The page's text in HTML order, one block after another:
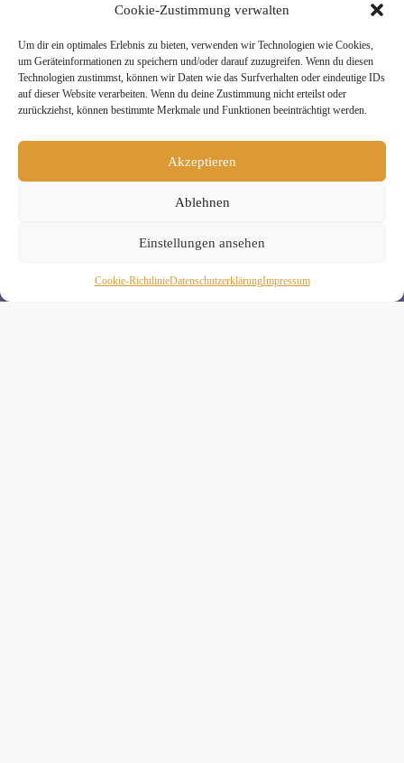
Cookie-Zustimmung verwalten
Um dir ein optimales Erlebnis zu bieten, verwenden wir Technologien wie Cookies,
um Geräteinformationen zu speichern und/oder darauf zuzugreifen. Wenn du diesen
Technologien zustimmst, können wir Daten wie das Surfverhalten oder eindeutige IDs
auf dieser Website verarbeiten. Wenn du deine Zustimmung nicht erteilst oder
zurückziehst, können bestimmte Merkmale und Funktionen beeinträchtigt werden.
Akzeptieren
Ablehnen
Einstellungen ansehen
Cookie-RichtlinieDaten­schutz­erklä­rungImpressum
» Unsere Hygienemassnahmen
Melde Dich hier zum Yogimotion Newsletter an:
aktuellen Kursen und Workshops bei Yogimotion. Du kannst
Nutzung Deiner Daten findest Du in unserer